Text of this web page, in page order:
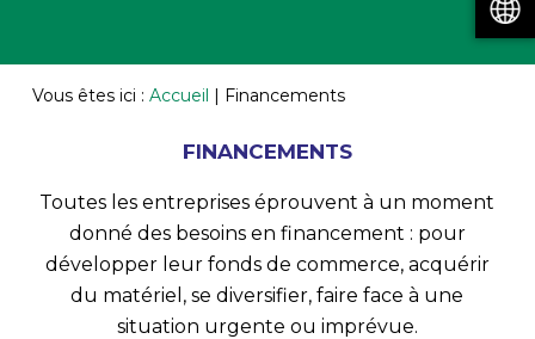
Vous êtes ici : Accueil | Financements
FINANCEMENTS
Toutes les entreprises éprouvent à un moment
donné des besoins en financement : pour
développer leur fonds de commerce, acquérir
du matériel, se diversifier, faire face à une
situation urgente ou imprévue.